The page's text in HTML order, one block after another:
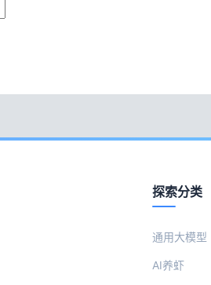
探索分类
通用大模型
AI养虾